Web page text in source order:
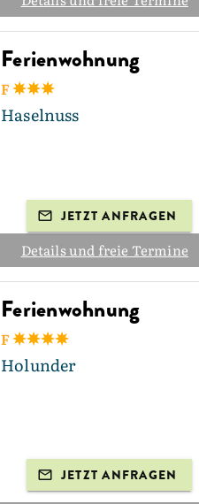
Ferienwohnung
F
Haselnuss
JETZT ANFRAGEN
Details und freie Termine
Ferienwohnung
F
Holunder
JETZT ANFRAGEN